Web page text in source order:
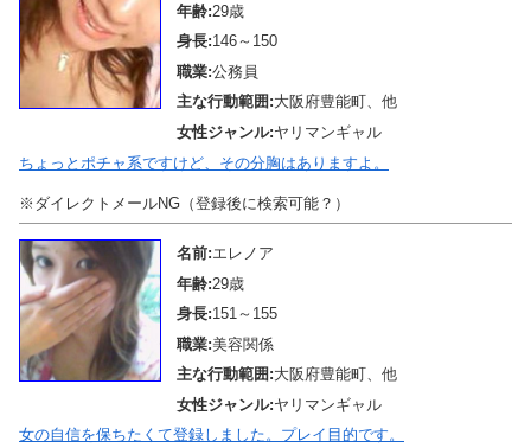
年齢:29歳
身長:146～150
職業:公務員
主な行動範囲:大阪府豊能町、他
女性ジャンル:ヤリマンギャル
ちょっとポチャ系ですけど、その分胸はありますよ。
※ダイレクトメールNG（登録後に検索可能？）
名前:エレノア
年齢:29歳
身長:151～155
職業:美容関係
主な行動範囲:大阪府豊能町、他
女性ジャンル:ヤリマンギャル
女の自信を保ちたくて登録しました。プレイ目的です。